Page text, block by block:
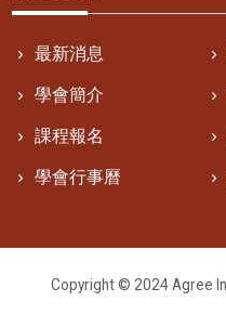
最新消息
學會簡介
課程報名
學會行事曆
Copyright © 2024Agree